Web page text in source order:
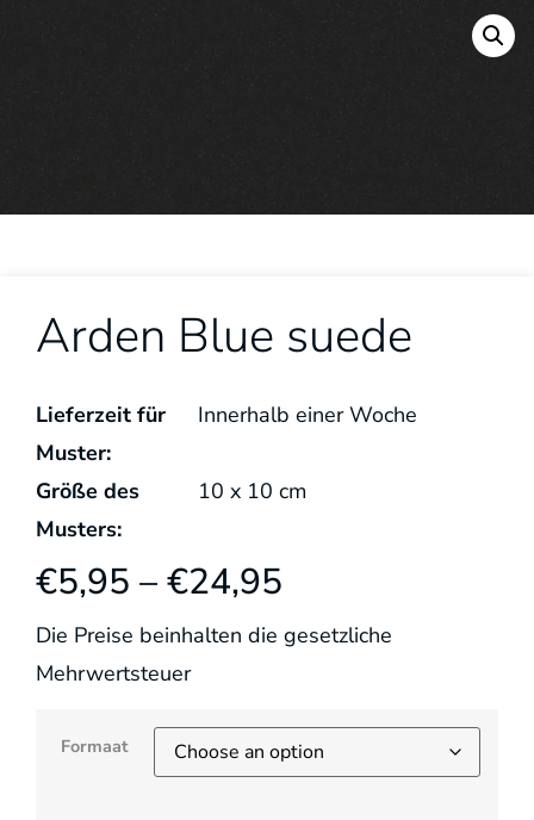
Arden Blue suede
Lieferzeit für
Muster:
Innerhalb einer Woche
Größe des
Musters:
10 x10 cm
€5,95 –€24,95
Die Preise beinhalten die gesetzliche
Mehrwertsteuer
Formaat